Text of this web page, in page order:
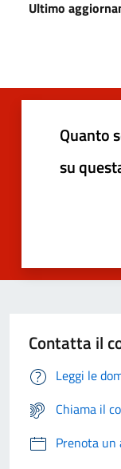
Ultimo
Quanto
su
Contatta il
Leggi le
Chiama il
Prenota